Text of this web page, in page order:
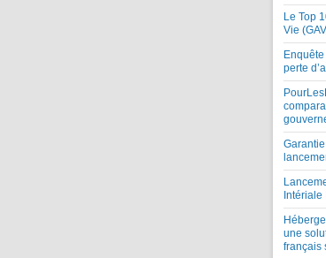
Le Top
Vie
perte
Intériale
une
français